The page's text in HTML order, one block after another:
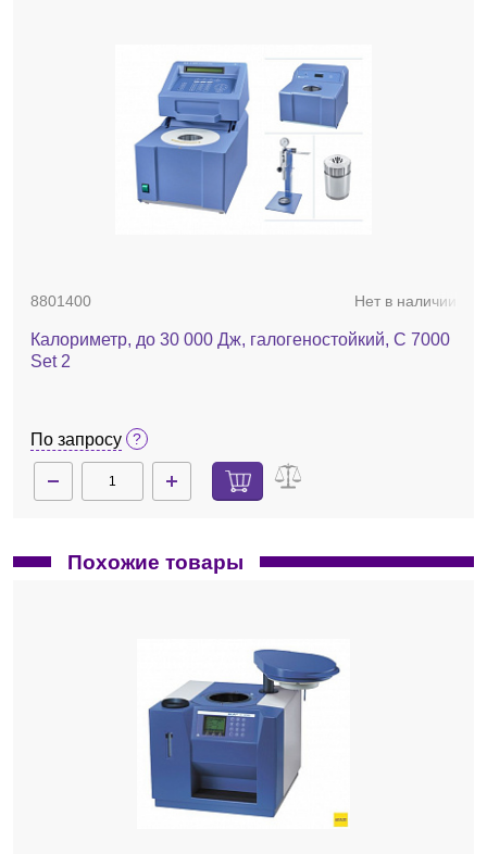
8801400 Нет в наличии
Калориметр, до 30 000 Дж, галогеностойкий, C 7000
Set 2
По запросу
Похожие товары